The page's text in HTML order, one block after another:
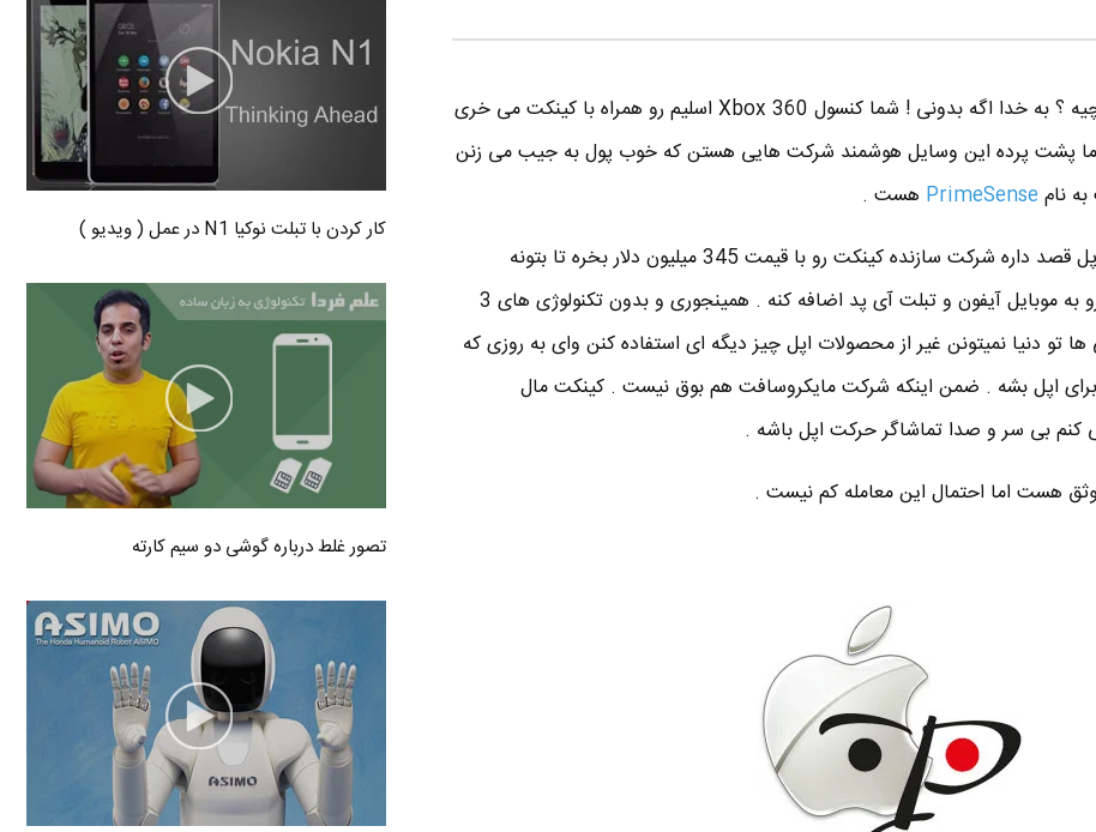
شرکت سازنده کینکت اسمش چیه ؟ به خدا اگه بدونی ! شما کنسول Xbox 360 اسلیم رو همراه با کینکت می خری
پشت پرده این وسایل هوشمند شرکت هایی هستن که خوب پول به جیب می زنن
نام PrimeSense هست .
طبق گزارشات درست و غلط ، اپل قصد داره شرکت سازنده کینکت رو با قیمت 345 میلیون دلار بخره تا بتونه
تکنولوژی حسگر های 3 بعدی رو به موبایل آیفون و تبلت آی پد اضافه کنه . همینجوری و بدون تکنولوژی های 3
تو دنیا نمیتونن غیر از محصولات اپل چیز دیگه ای استفاده کنن وای به روزی که
اپل بشه . ضمن اینکه شرکت مایکروسافت هم بوق نیست . کینکت مال
کنم بی سر و صدا تماشاگر حرکت اپل باشه .
هست اما احتمال این معامله کم نیست .
کار کردن با تبلت نوکیا N1 در عمل ( ویدیو )
تصور غلط درباره گوشی دو سیم کارته